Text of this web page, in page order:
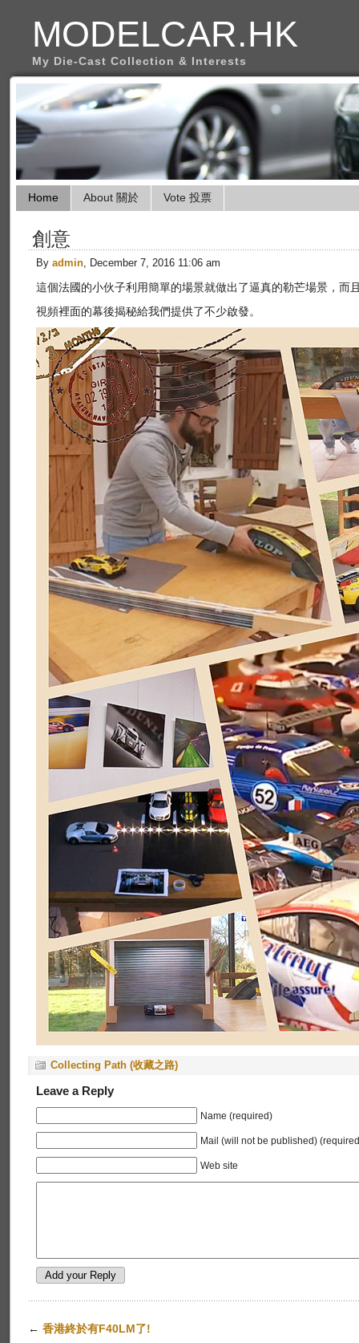
MODELCAR.HK
My Die-Cast Collection & Interests
Home About 關於 Vote 投票
創意
By admin, December 7, 2016 11:06 am
這個法國的小伙子利用簡單的場景就做出了逼真的勒芒場景，而
視頻裡面的幕後揭秘給我們提供了不少啟發。
Collecting Path (收藏之路)
Leave a Reply
Name (required)
Mail (will not be published)
Web site
← 香港終於有F40LM了!